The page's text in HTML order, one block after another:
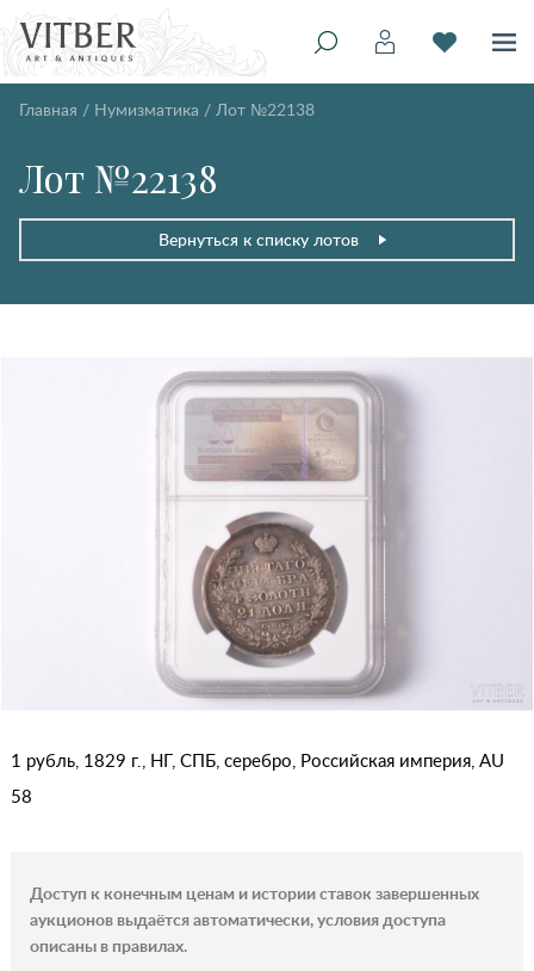
Главная / Нумизматика / Лот №22138
Лот №22138
Вернуться к списку лотов
1 рубль, 1829 г., НГ, СПБ, серебро, Российская империя, AU
58
Доступ к конечным ценам и истории ставок завершенных
аукционов выдаётся автоматически, условия доступа
описаны в правилах.